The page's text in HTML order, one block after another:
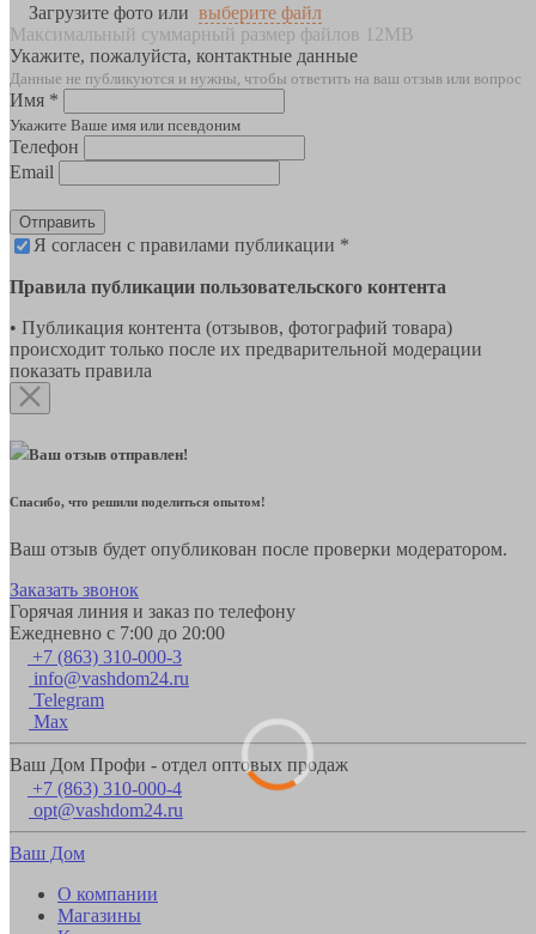
Загрузите фото или выберите файл
Максимальный суммарный размер файлов 12MB
Укажите, пожалуйста, контактные данные
Данные не публикуются и нужны, чтобы ответить на ваш отзыв или вопрос
Имя *
Укажите Ваше имя или псевдоним
Телефон
Email
Отправить
Я согласен с правилами публикации *
Правила публикации пользовательского контента
• Публикация контента (отзывов, фотографий товара)
происходит только после их предварительной модерации
показать правила
Ваш отзыв отправлен!
Спасибо, что решили поделиться опытом!
Ваш отзыв будет опубликован после проверки модератором.
Заказать звонок
Горячая линия и заказ по телефону
Ежедневно с 7:00 до 20:00
+7 (863) 310-000-3
info@vashdom24.ru
Telegram
Max
Ваш Дом Профи - отдел оптовых продаж
+7 (863) 310-000-4
opt@vashdom24.ru
Ваш Дом
О компании
Магазины